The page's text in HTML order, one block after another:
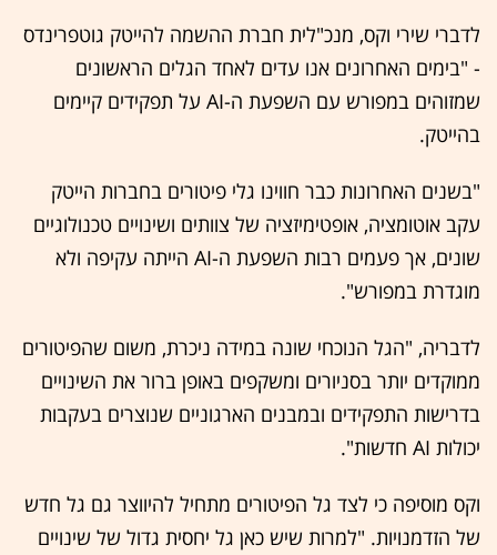
לדברי שירי וקס, מנכ"לית חברת ההשמה להייטק גוטפרינדס
- "בימים האחרונים אנו עדים לאחד הגלים הראשונים
שמזוהים במפורש עם השפעת ה-AI על תפקידים קיימים
בהייטק.
"בשנים האחרונות כבר חווינו גלי פיטורים בחברות הייטק
עקב אוטומציה, אופטימיזציה של צוותים ושינויים טכנולוגיים
שונים, אך פעמים רבות השפעת ה-AI הייתה עקיפה ולא
מוגדרת במפורש".
לדבריה, "הגל הנוכחי שונה במידה ניכרת, משום שהפיטורים
ממוקדים יותר בסניורים ומשקפים באופן ברור את השינויים
בדרישות התפקידים ובמבנים הארגוניים שנוצרים בעקבות
יכולות AI חדשות".
וקס מוסיפה כי לצד גל הפיטורים מתחיל להיווצר גם גל חדש
של הזדמנויות. "למרות שיש כאן גל יחסית גדול של שינויים